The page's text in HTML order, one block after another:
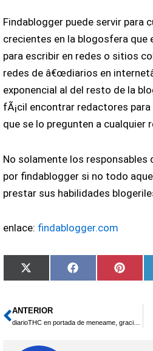
Findablogger puede servir para
crecientes en la blogosfera que
para escribir en redes o sitios
redes de â€œdiarios en
exponencial al del resto de la
fÃ¡cil encontrar redactores
que se lo pregunten a cualquier
No solamente los responsables
por findablogger si no todo
prestar sus habilidades
enlace: findablogger.com
Compartir
en
X
(Twitter)
Compartir
en
Facebook
en
Ant
ANTERIOR
diarioTHC en portada de meneame, gracias a todos